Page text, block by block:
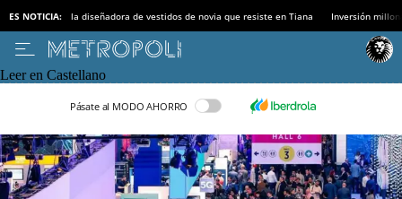
ES NOTICIA: la diseñadora de vestidos de novia que resiste en Tiana Inversión
Leer en Castellano
Pásate al MODO AHORRO